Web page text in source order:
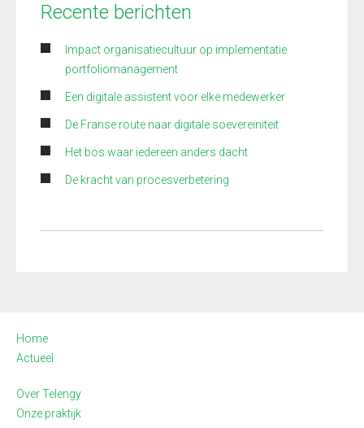
Recente berichten
Impact organisatiecultuur op implementatie
portfoliomanagement
Een digitale assistent voor elke medewerker
De Franse route naar digitale soevereiniteit
Het bos waar iedereen anders dacht
De kracht van procesverbetering
Home
Actueel
Over Telengy
Onze praktijk